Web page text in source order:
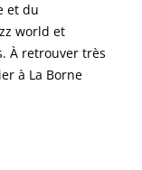
et du
world et
À retrouver très
à La Borne